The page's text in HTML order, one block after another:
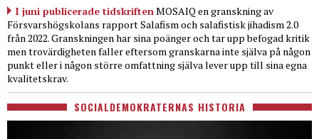
I juni publicerade tidskriften MOSAIQ en granskning av
Försvarshögskolans rapport Salafism och salafistisk jihadism 2.0
från 2022. Granskningen har sina poänger och tar upp befogad kritik
men trovärdigheten faller eftersom granskarna inte själva på någon
punkt eller i någon större omfattning själva lever upp till sina egna
kvalitetskrav.
SOCIALDEMOKRATERNAS HISTORIA